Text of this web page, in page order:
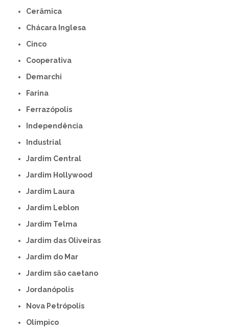
Cerâmica
Chácara Inglesa
Cinco
Cooperativa
Demarchi
Farina
Ferrazópolis
Independência
Industrial
Jardim Central
Jardim Hollywood
Jardim Laura
Jardim Leblon
Jardim Telma
Jardim das Oliveiras
Jardim do Mar
Jardim são caetano
Jordanópolis
Nova Petrópolis
Olímpico